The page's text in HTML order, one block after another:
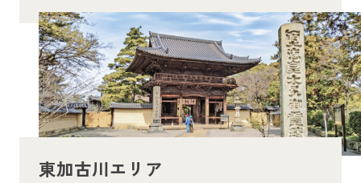
東加古川エリア